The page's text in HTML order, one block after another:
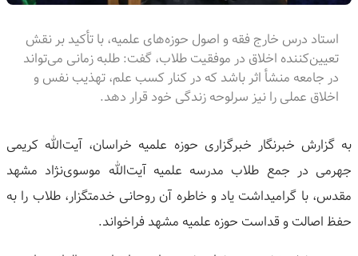
استاد درس خارج فقه و اصول حوزه‌های علمیه، با تأکید بر نقش
تعیین‌کننده اخلاق در موفقیت طلاب، گفت: طلبه زمانی می‌تواند
در جامعه منشأ اثر باشد که در کنار کسب علم، تهذیب نفس و
اخلاق عملی را نیز سرلوحه زندگی خود قرار دهد.
به گزارش خبرنگار خبرگزاری حوزه علمیه خراسان، آیت‌الله کریمی
جهرمی در جمع طلاب مدرسه علمیه آیت‌الله موسوی‌نژاد مشهد
مقدس، با گرامیداشت یاد و خاطره آن روحانی خدمتگزار، طلاب را به
حفظ اصالت و قداست حوزه علمیه مشهد فراخواند.